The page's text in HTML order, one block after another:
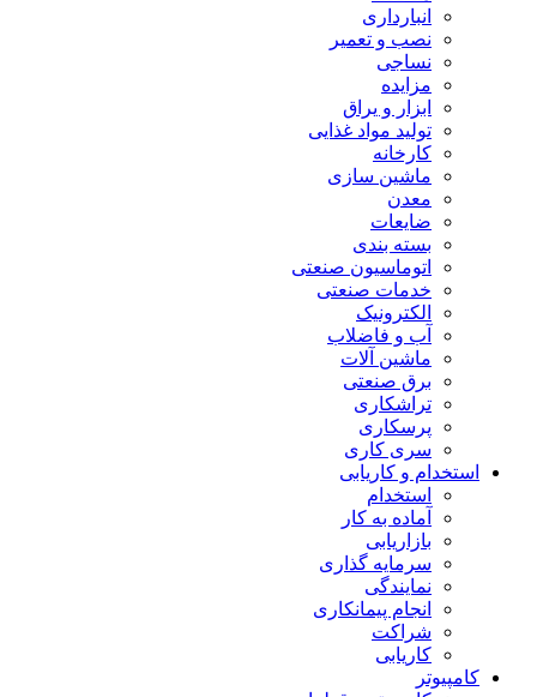
انبارداری
نصب و تعمیر
نساجی
مزایده
ابزار و یراق
تولید مواد غذایی
کارخانه
ماشین سازی
معدن
ضایعات
بسته بندی
اتوماسیون صنعتی
خدمات صنعتی
الکترونیک
آب و فاضلاب
ماشین آلات
برق صنعتی
تراشکاری
پرسکاری
سری کاری
استخدام و کاریابی
استخدام
آماده به کار
بازاریابی
سرمایه گذاری
نمایندگی
انجام پیمانکاری
شراکت
کاریابی
کامپیوتر